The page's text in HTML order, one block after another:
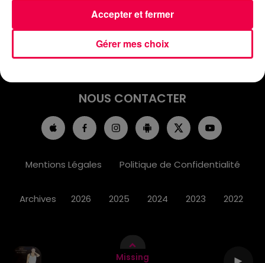
Missing
INFOS
EMISSIONS
JEUX
PODCASTS
NOUS CONTACTER
Mentions Légales Politique de Confidentialité
Archives 2026 2025 2024 2023 2022
Gérer mes choix
Accepter et fermer